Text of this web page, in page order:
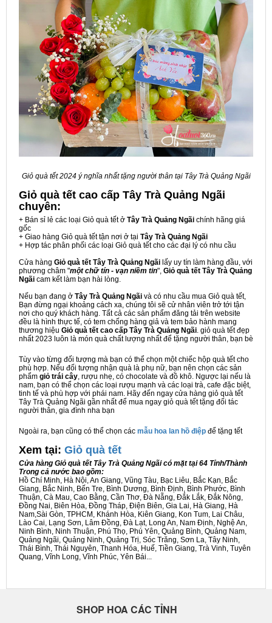
Giỏ quà tết 2024 ý nghĩa nhất tặng người thân tại Tây Trà Quảng Ngãi
Giỏ quà tết cao cấp Tây Trà Quảng Ngãi
chuyên:
+ Bán sỉ lẻ các loại Giỏ quà tết ở Tây Trà Quảng Ngãi chính hãng giá
gốc
+ Giao hàng Giỏ quà tết tận nơi ở tại Tây Trà Quảng Ngãi
+ Hợp tác phân phối các loại Giỏ quà tết cho các đại lý có nhu cầu
Cửa hàng Giỏ quà tết Tây Trà Quảng Ngãi lấy uy tín làm hàng đầu, với
phương châm "một chữ tín - vạn niềm tin", Giỏ quà tết Tây Trà Quảng
Ngãi cam kết làm bạn hài lòng.
Nếu bạn đang ở Tây Trà Quảng Ngãi và có nhu cầu mua Giỏ quà tết,
Bạn đừng ngại khoảng cách xa, chúng tôi sẽ cử nhân viên trở tới tận
nơi cho quý khách hàng. Tất cả các sản phẩm đăng tải trên website
đều là hình thực tế, có tem chống hàng giả và tem bảo hành mang
thương hiệu Giỏ quà tết cao cấp Tây Trà Quảng Ngãi. giỏ quà tết đẹp
nhất 2023 luôn là món quà chất lượng nhất để tặng người thân, bạn bè
Tùy vào từng đối tượng mà bạn có thể chọn một chiếc hộp quà tết cho
phù hợp. Nếu đối tượng nhận quà là phụ nữ, bạn nên chọn các sản
phẩm giỏ trái cây, rượu nhẹ, có chocolate và đồ khô. Ngược lại nếu là
nam, bạn có thể chọn các loại rượu mạnh và các loại trà, cafe đặc biệt,
tinh tế và phù hợp với phái nam. Hãy đến ngay cửa hàng giỏ quà tết
Tây Trà Quảng Ngãi gần nhất để mua ngay giỏ quà tết tặng đối tác
người thân, gia đình nha bạn
Ngoài ra, bạn cũng có thể chọn các mẫu hoa lan hồ điệp để tặng tết
Xem tại: Giỏ quà tết
Cửa hàng Giỏ quà tết Tây Trà Quảng Ngãi có mặt tại 64 Tỉnh/Thành
Trong cả nước bao gồm:
Hồ Chí Minh, Hà Nội, An Giang, Vũng Tàu, Bạc Liêu, Bắc Kạn, Bắc
Giang, Bắc Ninh, Bến Tre, Bình Dương, Bình Định, Bình Phước, Bình
Thuận, Cà Mau, Cao Bằng, Cần Thơ, Đà Nẵng, Đắk Lắk, Đắk Nông,
Đồng Nai, Biên Hòa, Đồng Tháp, Điện Biên, Gia Lai, Hà Giang, Hà
Nam,Sài Gòn, TPHCM, Khánh Hòa, Kiên Giang, Kon Tum, Lai Châu,
Lào Cai, Lạng Sơn, Lâm Đồng, Đà Lạt, Long An, Nam Định, Nghệ An,
Ninh Bình, Ninh Thuận, Phú Thọ, Phú Yên, Quảng Bình, Quảng Nam,
Quảng Ngãi, Quảng Ninh, Quảng Trị, Sóc Trăng, Sơn La, Tây Ninh,
Thái Bình, Thái Nguyên, Thanh Hóa, Huế, Tiền Giang, Trà Vinh, Tuyên
Quang, Vĩnh Long, Vĩnh Phúc, Yên Bái...
SHOP HOA CÁC TỈNH